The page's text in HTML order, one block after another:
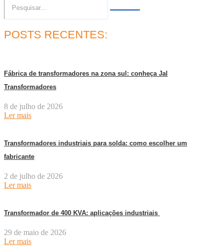
POSTS RECENTES:
Fábrica de transformadores na zona sul: conheça Jal
Transformadores
8 de julho de 2026
Ler mais
Transformadores industriais para solda: como escolher um
fabricante
2 de julho de 2026
Ler mais
Transformador de 400 KVA: aplicações industriais
29 de maio de 2026
Ler mais